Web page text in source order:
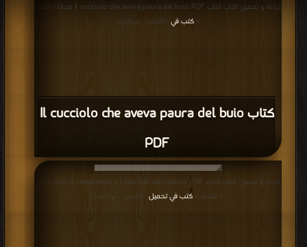
كتاب Il cucciolo che aveva paura del buio
PDF
قراءة و تحميل كتاب كتاب Il cucciolo che aveva paura del buio PDF مجانا | مكتبة
> كتب في | التحميل : مرة/مرات
| مكتبة > كتب في تحميل | التحميل : مرة/مرات